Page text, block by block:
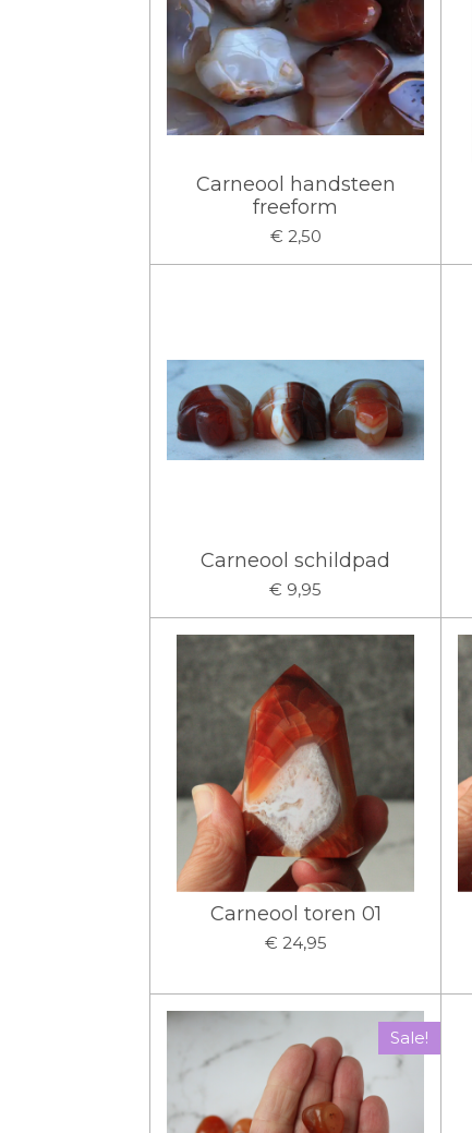
Carneool handsteen
freeform
€ 2,50
Carneool schildpad
€ 9,95
Carneool toren 01
€ 24,95
Sale!